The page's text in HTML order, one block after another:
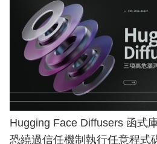
Hugging Face Diffusers 函式
恐繞過信任機制執行任意程式